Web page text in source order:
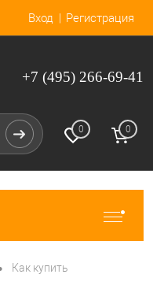
Вход Регистрация
+7 (495) 266-69-41
0 0
Как купить